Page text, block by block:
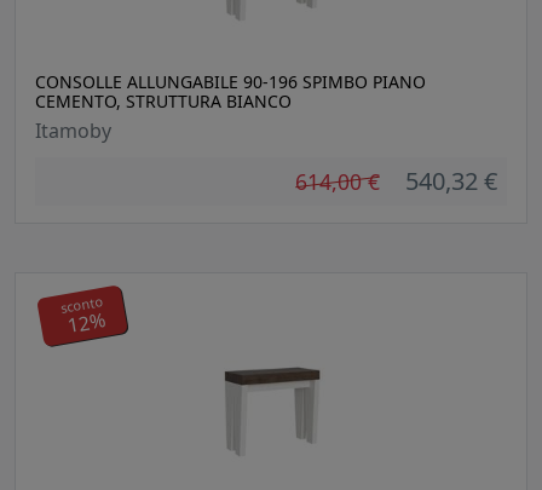
CONSOLLE ALLUNGABILE 90-196 SPIMBO PIANO
CEMENTO, STRUTTURA BIANCO
Itamoby
614,00 € 540,32 €
sconto
12%